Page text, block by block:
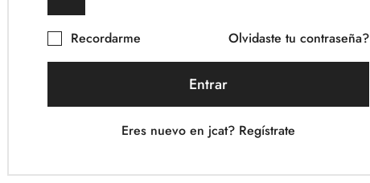
Recordarme Olvidaste tu contraseña?
Entrar
Eres nuevo en jcat? Regístrate